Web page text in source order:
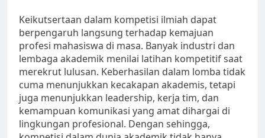
Keikutsertaan dalam kompetisi ilmiah dapat
berpengaruh langsung terhadap kemajuan
profesi mahasiswa di masa. Banyak industri dan
lembaga akademik menilai latihan kompetitif saat
merekrut lulusan. Keberhasilan dalam lomba tidak
cuma menunjukkan kecakapan akademis, tetapi
juga menunjukkan leadership, kerja tim, dan
kemampuan komunikasi yang amat dihargai di
lingkungan profesional. Dengan sehingga,